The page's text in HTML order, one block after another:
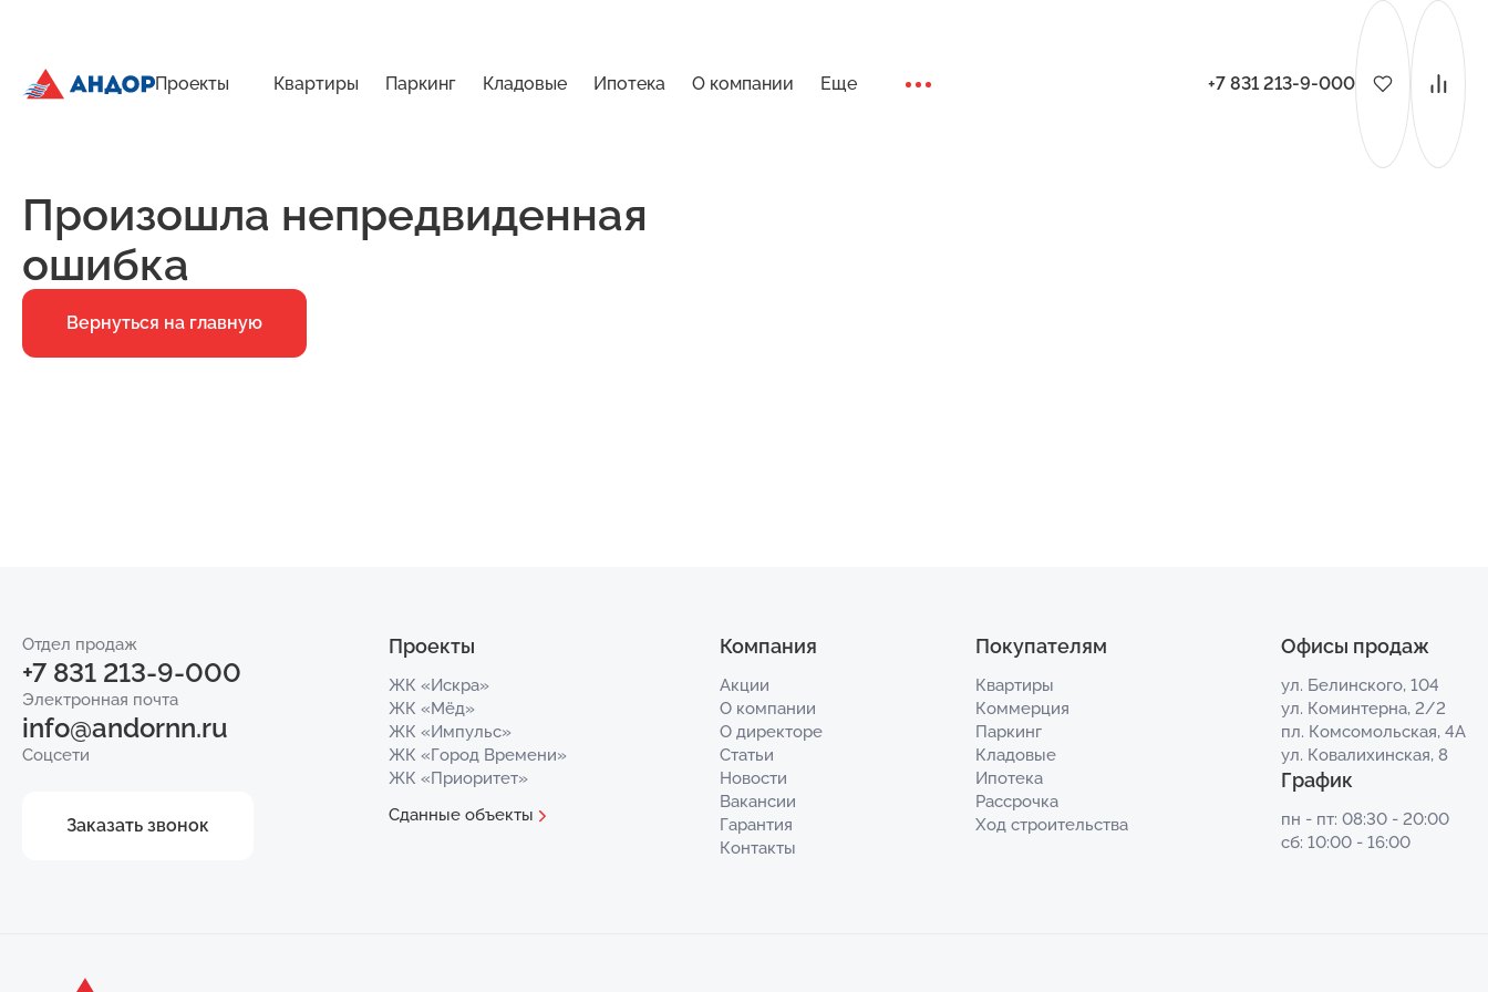
Проекты Квартиры Паркинг Кладовые Ипотека О компании Еще +7 831 213-9-000
Произошла непредвиденная
ошибка
Вернуться на главную
Отдел продаж
+7 831 213-9-000
Электронная почта
info@andornn.ru
Соцсети
Заказать звонок
Проекты
ЖК «Искра»
ЖК «Мёд»
ЖК «Импульс»
ЖК «Город Времени»
ЖК «Приоритет»
Сданные объекты
Компания
Акции
О компании
О директоре
Статьи
Новости
Вакансии
Гарантия
Контакты
Покупателям
Квартиры
Коммерция
Паркинг
Кладовые
Ипотека
Рассрочка
Ход строительства
Офисы продаж
ул. Белинского, 104
ул. Коминтерна, 2/2
пл. Комсомольская, 4А
ул. Ковалихинская, 8
График
пн - пт: 08:30 - 20:00
сб: 10:00 - 16:00